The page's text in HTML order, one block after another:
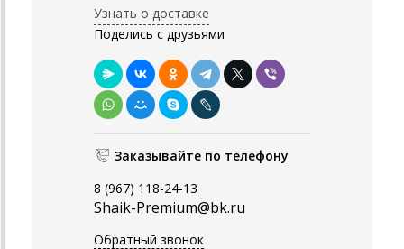
Узнать о доставке
Поделись с друзьями
Заказывайте по телефону
8 (967) 118-24-13
Shaik-Premium@bk.ru
Обратный звонок